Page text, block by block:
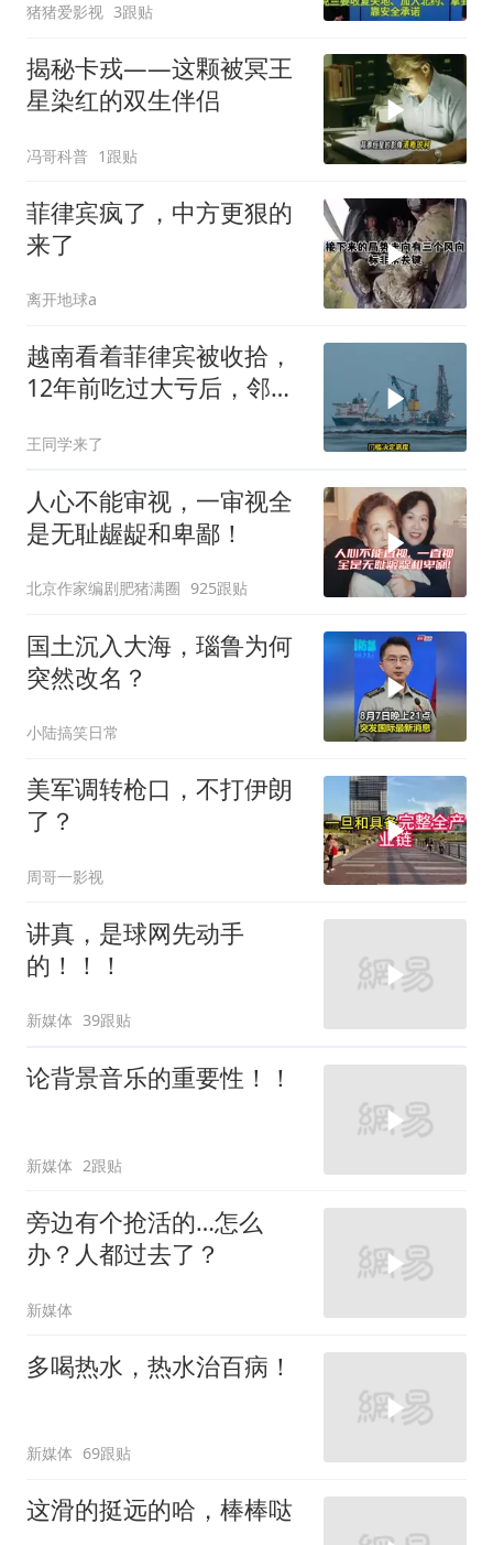
猪猪爱影视 3跟贴
揭秘卡戎——这颗被冥王
星染红的双生伴侣
冯哥科普 1跟贴
菲律宾疯了，中方更狠的
来了
离开地球a
越南看着菲律宾被收拾，
12年前吃过大亏后，邻国
王同学来了
人心不能审视，一审视全
是无耻龌龊和卑鄙！
北京作家编剧肥猪满圈 925跟贴
国土沉入大海，瑙鲁为何
突然改名？
小陆搞笑日常
美军调转枪口，不打伊朗
了？
周哥一影视
讲真，是球网先动手
的！！！
新媒体 39跟贴
论背景音乐的重要性！！
新媒体 2跟贴
旁边有个抢活的…怎么
办？人都过去了？
新媒体
多喝热水，热水治百病！
新媒体 69跟贴
这滑的挺远的哈，棒棒哒